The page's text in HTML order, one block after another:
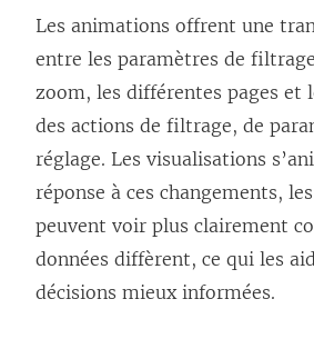
Les animations offrent une
entre les paramètres de
zoom, les différentes pages et
des actions de filtrage, de
réglage. Les visualisations
réponse à ces changements,
peuvent voir plus clairement
données diffèrent, ce qui les
décisions mieux informées.